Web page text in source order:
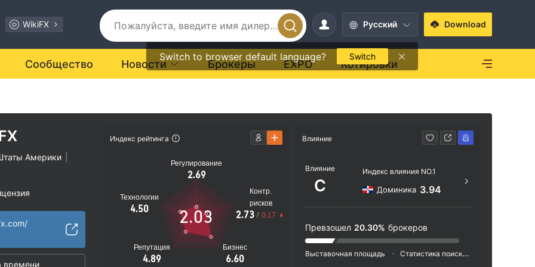
WikiFX Pусский
Switch to browser default language? Switch
Download
Сообщество Новости Брокеры EXPO Котировки
Америки
риски
времени
Индекс рейтинга
Регулирование
2.69
Технологии
4.50
Репутация
4.89
Бизнес
6.60
Контр.
рисков
2.73 / 0.17
2.03
Влияние
Влияние
C
Индекс влияния NO.1
Доминика 3.94
Превзошел 20.30% брокеров
Выставочная площадь Статистика поиска